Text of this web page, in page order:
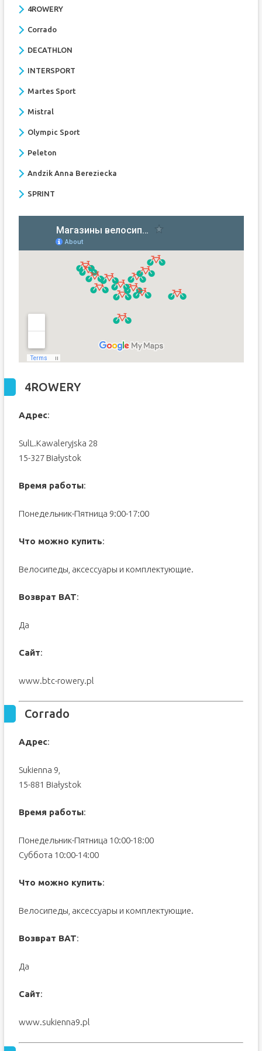
4ROWERY
Corrado
DECATHLON
INTERSPORT
Martes Sport
Mistral
Olympic Sport
Peleton
Andzik Anna Bereziecka
SPRINT
4ROWERY
Адрес:
SulL.Kawaleryjska 28
15-327 Białystok
Время работы:
Понедельник-Пятница 9:00-17:00
Что можно купить:
Велосипеды, аксессуары и комплектующие.
Возврат ВАТ:
Да
Сайт:
www.btc-rowery.pl
Corrado
Адрес:
Sukienna 9,
15-881 Białystok
Время работы:
Понедельник-Пятница 10:00-18:00
Суббота 10:00-14:00
Что можно купить:
Велосипеды, аксессуары и комплектующие.
Возврат ВАТ:
Да
Сайт:
www.sukienna9.pl